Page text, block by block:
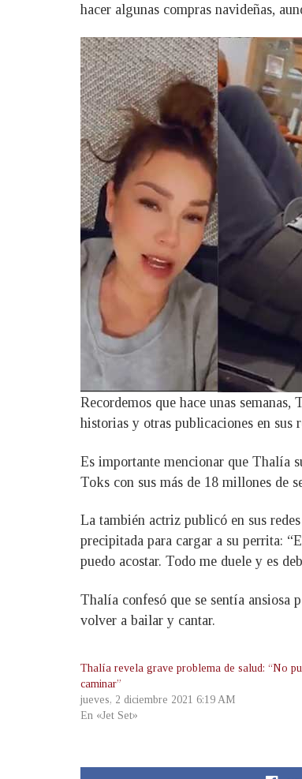
hacer algunas compras navideñas,
Recordemos que hace unas
historias y otras publicaciones en sus
Es importante mencionar que Thalía
Toks con sus más de 18 millones de
La también actriz publicó en sus
precipitada para cargar a su perrita:
puedo acostar. Todo me duele y es
Thalía confesó que se sentía ansiosa
volver a bailar y cantar.
Thalía revela grave problema de salud: “No
caminar”
jueves, 2 diciembre 2021 6:19 AM
En «Jet Set»